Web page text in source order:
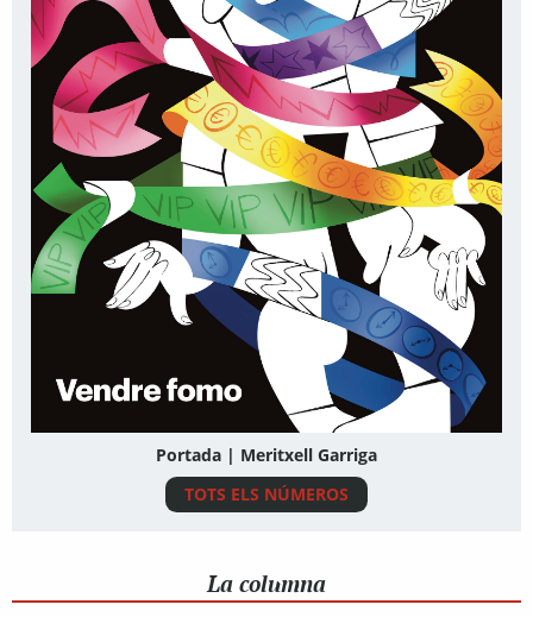
Portada | Meritxell Garriga
TOTS ELS NÚMEROS
La columna